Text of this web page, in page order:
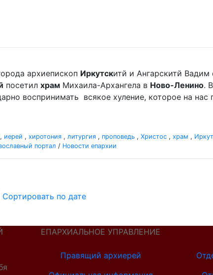
архиепископ Иркутскитй и Ангарскитй
посетил храм Михаила-Архангела в Ново-Ленино.
воспринимать всякое хуление, которое на нас
, иерей , хиротония , литургия , проповедь , Христос , храм ,
портал / Новости епархии
Сортировать по дате
ЕПАРХИАЛЬНОЕ УПРАВЛЕНИЕ
Правящий архиерей